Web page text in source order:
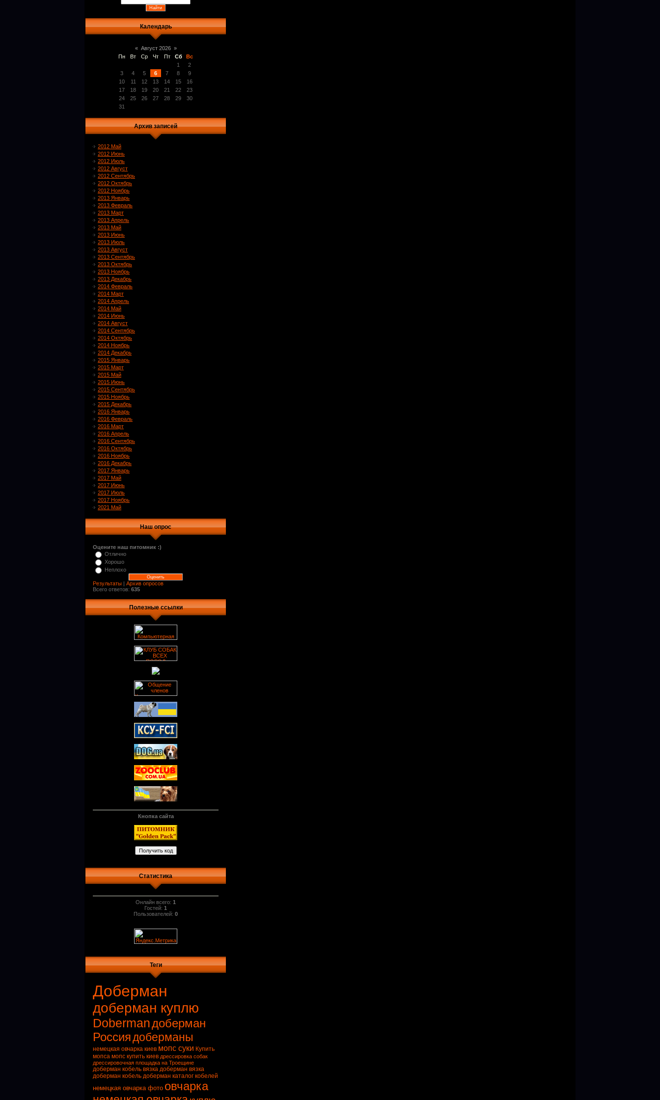
Календарь
« Август 2026 »
Пн
Вт Ср Чт Пт Сб
Вс
1
2
3
4 5 6 7 8
9
10
11 12 13 14 15
16
17
18 19 20 21 22
23
24
25 26 27 28 29
30
31
Архив записей
2012 Май
2012 Июнь
2012 Июль
2012 Август
2012 Сентябрь
2012 Октябрь
2012 Ноябрь
2013 Январь
2013 Февраль
2013 Март
2013 Апрель
2013 Май
2013 Июнь
2013 Июль
2013 Август
2013 Сентябрь
2013 Октябрь
2013 Ноябрь
2013 Декабрь
2014 Февраль
2014 Март
2014 Апрель
2014 Май
2014 Июнь
2014 Август
2014 Сентябрь
2014 Октябрь
2014 Ноябрь
2014 Декабрь
2015 Январь
2015 Март
2015 Май
2015 Июнь
2015 Сентябрь
2015 Ноябрь
2015 Декабрь
2016 Январь
2016 Февраль
2016 Март
2016 Апрель
2016 Сентябрь
2016 Октябрь
2016 Ноябрь
2016 Декабрь
2017 Январь
2017 Май
2017 Июнь
2017 Июль
2017 Ноябрь
2021 Май
Наш опрос
Оцените наш питомник :)
Отлично
Хорошо
Неплохо
Результаты | Архив опросов
Всего ответов: 635
Полезные ссылки
Кнопка сайта
Статистика
Онлайн всего: 1
Гостей: 1
Пользователей: 0
Теги
Доберман
доберман куплю
Dobermanдоберман
Россиядоберманы
немецкая овчарка киев мопс суки Купить
мопса мопс купить киев дрессировка собак
дрессировочная площадка на Троещине
доберман кобель вязка доберман вязка
доберман кобель доберман каталог кобелей
немецкая овчарка фото овчарка